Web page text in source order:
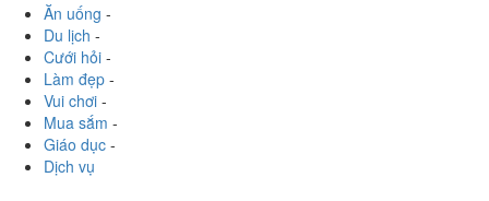
Ăn uống -
Du lịch -
Cưới hỏi -
Làm đẹp -
Vui chơi -
Mua sắm -
Giáo dục -
Dịch vụ